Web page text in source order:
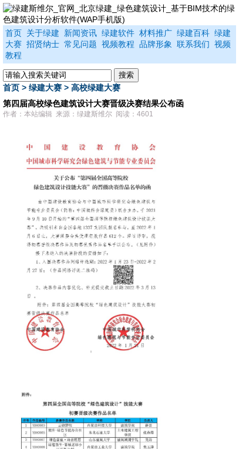
首页 关于绿建 新闻资讯 绿建软件 材料推广 绿建百科 绿建
大赛 招贤纳士 常见问题 视频教程 品牌形象 联系我们 视频
教程
首页 > 绿建大赛 > 高校绿建大赛
第四届高校绿色建筑设计大赛晋级决赛结果公布函
作者：本站编辑 来源：绿建斯维尔 阅读：4601